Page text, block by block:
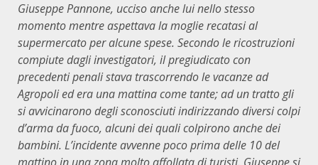
Giuseppe Pannone, ucciso anche lui nello stesso
momento mentre aspettava la moglie recatasi al
supermercato per alcune spese. Secondo le ricostruzioni
compiute dagli investigatori, il pregiudicato con
precedenti penali stava trascorrendo le vacanzead
Agropoli ed era una mattina come tante;ad un tratto gli
si avvicinarono degli sconosciuti indirizzando diversi colpi
d’arma da fuoco, alcuni dei quali colpirono anche dei
bambini. L’incidente avvenne poco prima delle 10 del